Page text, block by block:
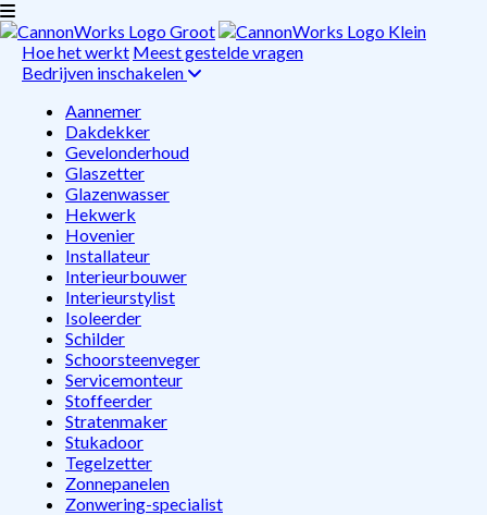
Hoe het werkt Meest gestelde vragen
Bedrijven inschakelen
Aannemer
Dakdekker
Gevelonderhoud
Glaszetter
Glazenwasser
Hekwerk
Hovenier
Installateur
Interieurbouwer
Interieurstylist
Isoleerder
Schilder
Schoorsteenveger
Servicemonteur
Stoffeerder
Stratenmaker
Stukadoor
Tegelzetter
Zonnepanelen
Zonwering-specialist